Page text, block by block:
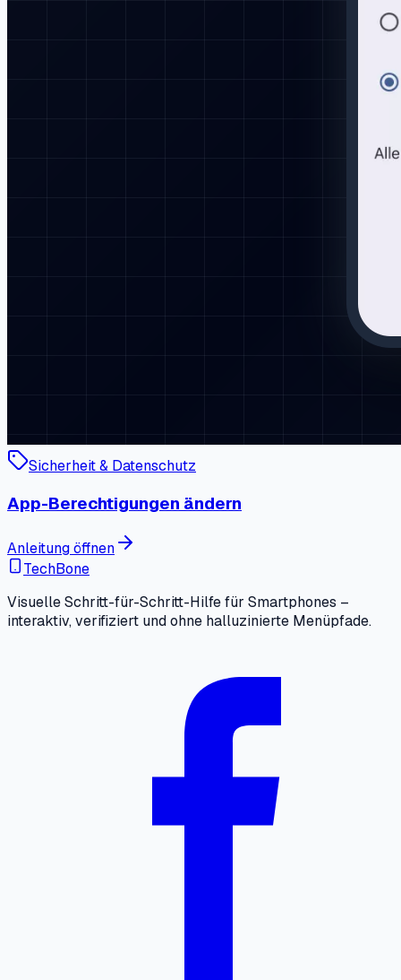
Sicherheit & Datenschutz
App-Berechtigungen ändern
Anleitung öffnen
TechBone
Visuelle Schritt-für-Schritt-Hilfe für Smartphones –
interaktiv, verifiziert und ohne halluzinierte Menüpfade.